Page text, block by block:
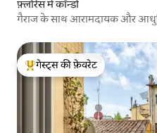
फ़्लोरेंस में कॉन्डो
गैराज के साथ आरामदायक और
गेस्ट्स का टॉप फ़ेवरेट
गेस्ट्स की फ़ेवरेट